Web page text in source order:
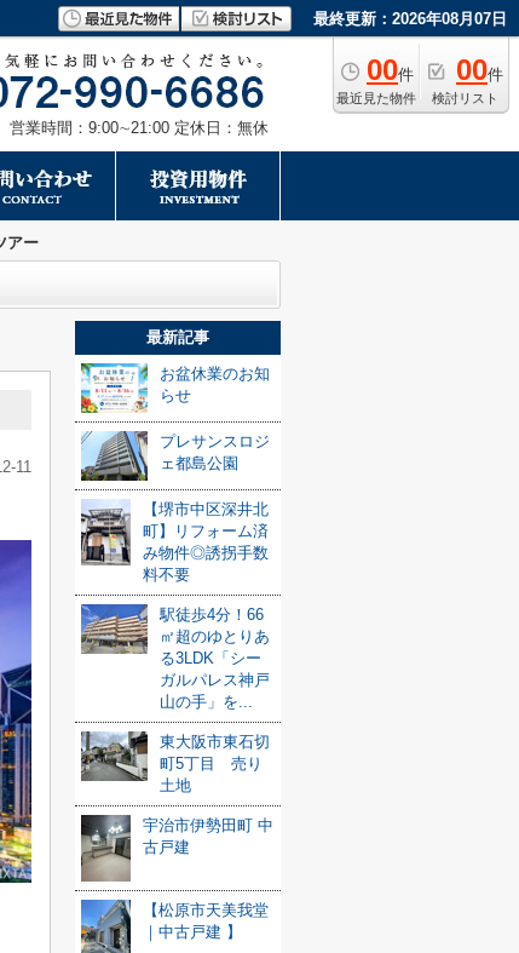
最終更新：2026年08月07日
00件
最近見た物件
00件
検討リスト
営業時間：9:00∼21:00 定休日：無休
アー
11
最新記事
お盆休業のお知
らせ
プレサンスロジ
ェ都島公園
【堺市中区深井北
町】リフォーム済
み物件◎誘拐手数
料不要
駅徒歩4分！66
㎡超のゆとりあ
る3LDK「シー
ガルパレス神戸
山の手」を...
東大阪市東石切
町5丁目 売り
土地
宇治市伊勢田町 中
古戸建
【松原市天美我堂
｜中古戸建 】